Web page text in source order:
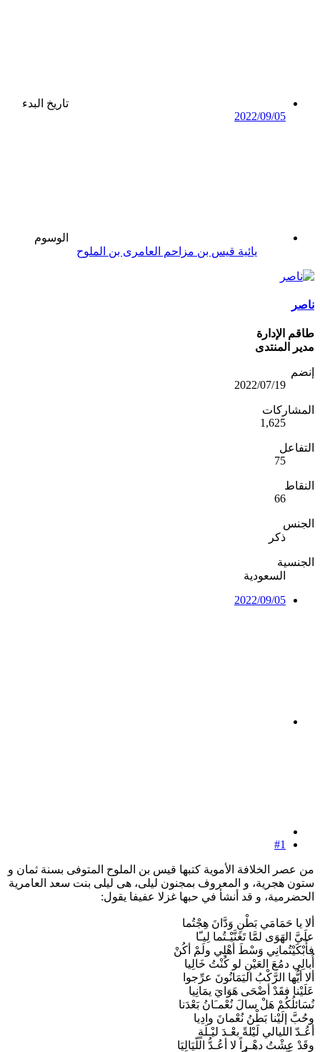
تاريخ البدء
2022/09/05
الوسوم
يائية قيس بن مزاحم العامرى بن الملوح
ناصر
طاقم الإدارة
مدير المنتدى
إنضم
2022/07/19
المشاركات
1,625
التفاعل
75
النقاط
66
الجنس
ذكر
الجنسية
السعودية
2022/09/05
#1
من عصر الخلافة الأموية كتبها قيس بن الملوح المتوفى بسنة ثمان و
ستون هجرية، و المعروف بمجنون ليلى، هى ليلى بنت سعد العامرية
الحضرمية، و قد أنشأ في حبها غزلا عفيفا يقول:
ألا يا حَمَامَي بَطْنِ وَدَّانَ هِجْتُما
علَيَّ الهَوَى لمَّا تَغَنَّيْـتُما لِيـّا
فأَبْكَيْتُمانِي وَسْطَ أهْلِي ولَمْ أكُنْ
أُبالِي دمُعَ العَيْنِ لو كُنْتُ خَالِيا
ألا أيُّها الرَّكْبُ اليَمَانُونَ عرِّجوا
عَلَيْنا فقَدْ أضْحَى هَوَايَ يمَانِيا
نُسَائلُكُمْ هَلْ سالَ نُعْمـَانُ بَعْدَنا
وحُبَّ إلَيْنا بَطْنُ نُعْمانَ وادِيا
أعُـدّ الليالي لَيْلةً بعْـدَ ليْـلَةٍ
وقَدْ عِشْتُ دهْـراً لا أعُـدُّ اللّيَالِيَا